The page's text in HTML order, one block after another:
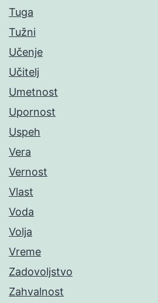
Tuga
Tužni
Učenje
Učitelj
Umetnost
Upornost
Uspeh
Vera
Vernost
Vlast
Voda
Volja
Vreme
Zadovoljstvo
Zahvalnost